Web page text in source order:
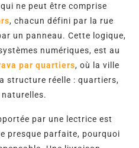
ne peut être comprise
, chacun défini par la rue
un panneau. Cette logique,
numériques, est au
par quartiers, où la ville
structure réelle : quartiers,
par une lectrice est
presque parfaite, pourquoi